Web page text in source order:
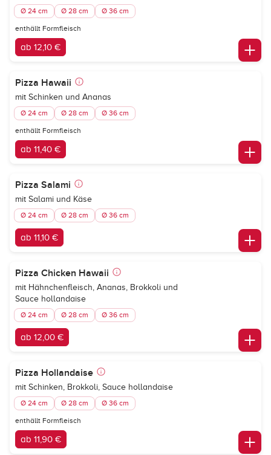
Ø 24 cm Ø 28 cm Ø 36 cm
enthällt Formfleisch
ab 12,10 €
Pizza Hawaii
mit Schinken und Ananas
Ø 24 cm Ø 28 cm Ø 36 cm
enthällt Formfleisch
ab 11,40 €
Pizza Salami
mit Salami und Käse
Ø 24 cm Ø 28 cm Ø 36 cm
ab 11,10 €
Pizza Chicken Hawaii
mit Hähnchenfleisch, Ananas, Brokkoli und
Sauce hollandaise
Ø 24 cm Ø 28 cm Ø 36 cm
ab 12,00 €
Pizza Hollandaise
mit Schinken, Brokkoli, Sauce hollandaise
Ø 24 cm Ø 28 cm Ø 36 cm
enthällt Formfleisch
ab 11,90 €